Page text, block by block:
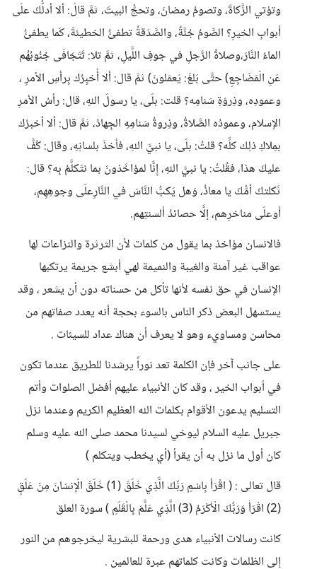
وتؤتي الزَّكاةَ، وتصومُ رمضانَ، وتحجُّ البيتَ، ثمَّ قالَ: ألا أدلُّكَ علَى
أبوابِ الخيرِ؟ الصَّومُ جُنَّةٌ، والصَّدَقةُ تطفئُ الخطيئةَ، كَما يطفئُ
الماءُ النَّارَ،وصلاةُ الرَّجلِ في جوفِ اللَّيلِ، ثمَّ تلا: تَتَجَافَى جُنُوبُهُم
عَنِ الْمَضَاجِعِ) حتَّى بَلغَ: يَعمَلونَ) ثمَّ قال: ألا أُخبِرُك بِرأسِ الأمرِ ،
وعمودِه، وذِروَةِ سَنامِه؟ قلت: بلَى، يا رسولَ اللهِ، قال: رأسُ الأمرِ
الإسلام، وعمودُه الصَّلاةُ، وذِروةُ سَنامِهِ الجِهادُ، ثمَّ قال: ألا أخبرُك
بمِلاكِ ذلِك كلِّه؟ قلتُ: بلَى، يا نبيَّ اللهِ، فأخذَ بلسانِهِ، وقال: كُفَّ
عليكَ هذا، فقُلتُ: يا نبيَّ اللهِ، إِنَّا لمؤاخَذونَ بما نتَكلَّمُ بِه؟ قال:
ثَكلتكَ أمُّكَ يا معاذُ، وَهل يَكبُّ النَّاسَ في النَّارِعلَى وجوهِهِم،
أوعلَى مناخرِهم، إلَّا حصائدُ ألسنتِهم.
فالانسان مؤاخذ بما يقول من كلمات لأن الثرثرة والنزاعات لها
عواقب غير آمنة والغيبة والنميمة لهي أبشع جريمة يرتكبها
الإنسان في حق نفسه لأنها تأكل من حسناته دون أن يشعر ، وقد
يستسهل البعض ذكر الناس بالسوء بحجة أنه يعدد صفاتهم من
محاسن ومساويء وهو لا يعرف أن هناك عداد للسيئات .
على جانب آخر فإن الكلمة تعد نوراً يرشدنا للطريق عندما تكون
في أبواب الخير ، وقد كان الأنبياء عليهم أفضل الصلوات وأتم
التسليم يدعون الأقوام بكلمات الله العظيم الكريم وعندما نزل
جبريل عليه السلام ليوخي لسيدنا محمد صلى الله عليه وسلم
كان أول ما نزل به أن يقرأ (أي يخطب ويتكلم )
قال تعالى : ( اقْرَأْ بِاسْمِ رَبِّكَ الَّذِي خَلَقَ (1) خَلَقَ الْإِنسَانَ مِنْ عَلَقٍ
(2) اقْرَأْ وَرَبُّكَ الْأَكْرَمُ (3) الَّذِي عَلَّمَ بِالْقَلَمِ ) سورة العلق
كانت رسالات الأنبياء هدى ورحمة للبشرية ليخرجوهم من النور
إلى الظلمات وكانت كلماتهم عبرة للعالمين .